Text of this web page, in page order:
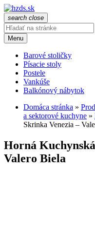
search close
Menu
Barové stoličky
Písacie stoly
Postele
Vankúše
Balkónový nábytok
Domáca stránka »
a sektorové kuchyne »
Skrinka Venezia –
Horná
Valero Biela